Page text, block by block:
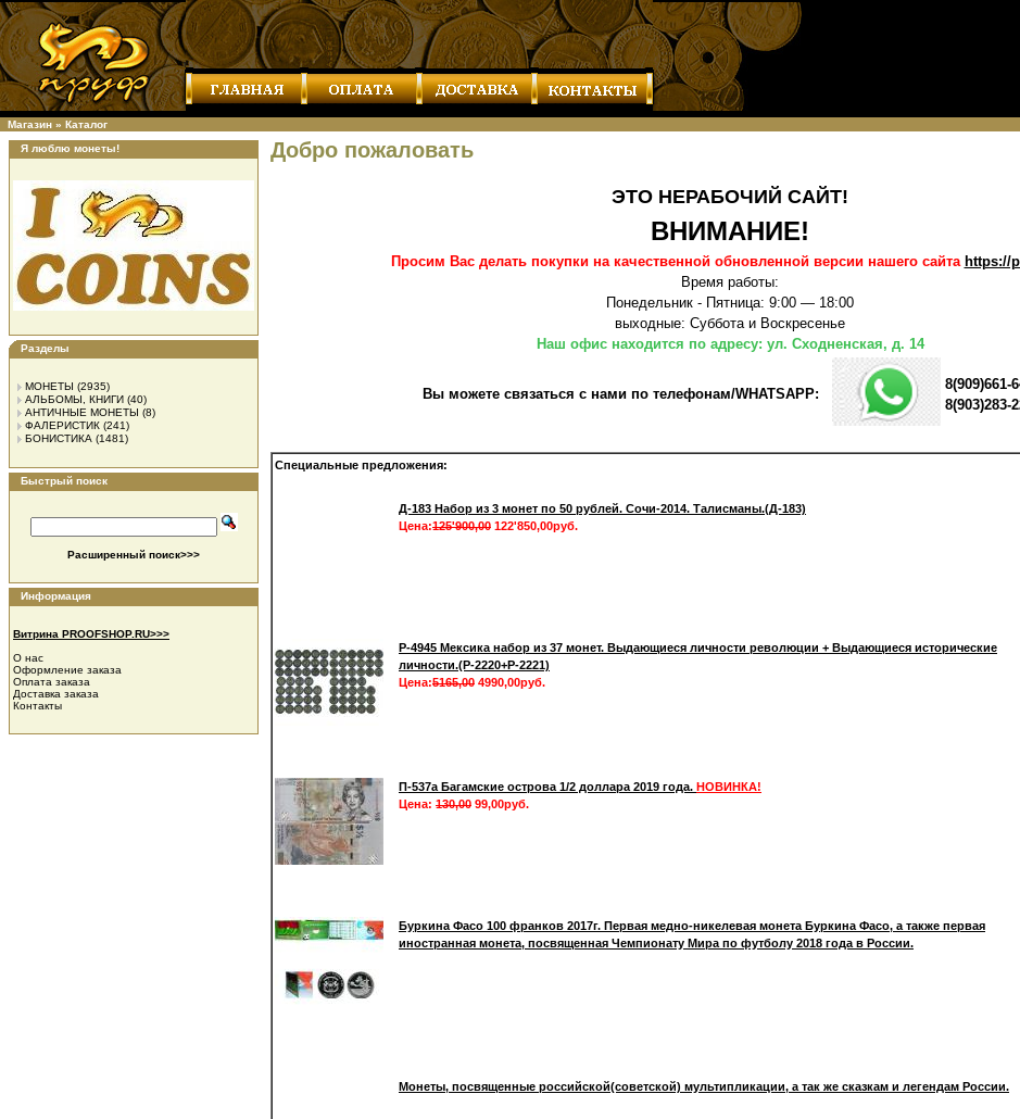
Магазин » Каталог
Я люблю монеты!
Разделы
МОНЕТЫ (2935)
АЛЬБОМЫ, КНИГИ (40)
АНТИЧНЫЕ МОНЕТЫ (8)
ФАЛЕРИСТИК (241)
БОНИСТИКА (1481)
Быстрый поиск
Расширенный поиск>>>
Информация
Витрина PROOFSHOP.RU>>>
О нас
Оформление заказа
Оплата заказа
Доставка заказа
Контакты
Добро пожаловать
ЭТО НЕРАБОЧИЙ САЙТ!
ВНИМАНИЕ!
Просим Вас делать покупки на качественной обновленной версии нашего сайта https://
Время работы:
Понедельник - Пятница: 9:00 — 18:00
выходные: Суббота и Воскресенье
Наш офис находится по адресу: ул. Сходненская, д. 14
Вы можете связаться с нами по телефонам/WHATSAPP:
8(909)661-
8(903)283-
Специальные предложения:
Д-183 Набор из 3 монет по 50 рублей. Сочи-2014. Талисманы.(Д-183)
Цена:125'900,00 122'850,00руб.
Р-4945 Мексика набор из 37 монет. Выдающиеся личности революции + Выдающиеся исторические
личности.(Р-2220+Р-2221)
Цена:5165,00 4990,00руб.
П-537а Багамские острова 1/2 доллара 2019 года. НОВИНКА!
Цена: 130,00 99,00руб.
Буркина Фасо 100 франков 2017г. Первая медно-никелевая монета Буркина Фасо, а также первая
иностранная монета, посвященная Чемпионату Мира по футболу 2018 года в России.
Монеты, посвященные российской(советской) мультипликации, а так же сказкам и легендам России.